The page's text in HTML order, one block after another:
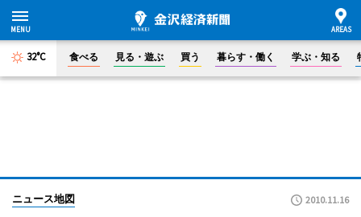
32°C 食べる 見る・遊ぶ 買う 暮らす・働く 学ぶ・知る
ニュース地図 2010.11.16